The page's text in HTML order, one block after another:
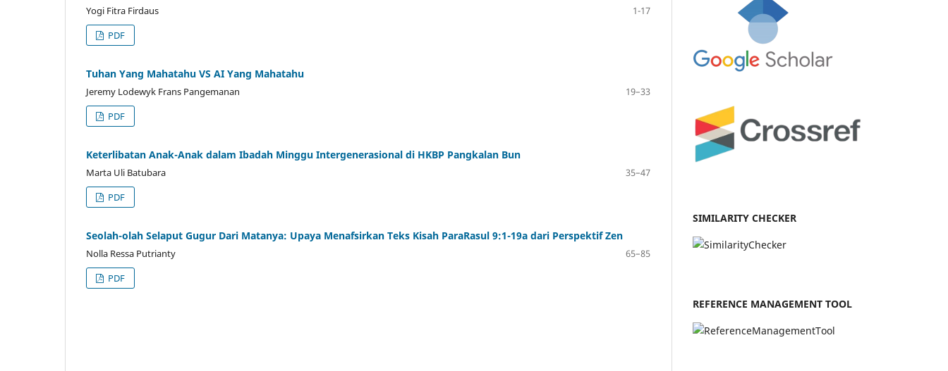
Yogi Fitra Firdaus
1-17
PDF
Tuhan Yang Mahatahu VS AI Yang Mahatahu
Jeremy Lodewyk Frans Pangemanan
19–33
PDF
Keterlibatan Anak-Anak dalam Ibadah Minggu Intergenerasional di HKBP Pangkalan Bun
Marta Uli Batubara
35–47
PDF
Seolah-olah Selaput Gugur Dari Matanya: Upaya Menafsirkan Teks Kisah ParaRasul 9:1-19a dari Perspektif Zen
Nolla Ressa Putrianty
65–85
PDF
SIMILARITY CHECKER
REFERENCE MANAGEMENT TOOL